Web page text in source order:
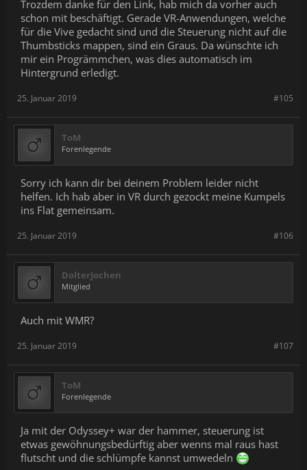
Trozdem danke für den Link, hab mich da vorher auch
schon mit beschäftigt. Gerade VR-Anwendungen, welche
für die Vive gedacht sind und die Steuerung nicht auf die
Thumbsticks mappen, sind ein Graus. Da wünschte ich
mir ein Progrämmchen, was dies automatisch im
Hintergrund erledigt.
#105
25. Januar 2019
ToM
Forenlegende
Sorry ich kann dir bei deinem Problem leider nicht
helfen. Ich hab aber in VR durch gezockt meine Kumpels
ins Flat gemeinsam.
#106
25. Januar 2019
DolterJochen
Mitglied
Auch mit WMR?
#107
25. Januar 2019
ToM
Forenlegende
Ja mit der Odyssey+ war der hammer, steuerung ist
etwas gewöhnungsbedürftig aber wenns mal raus hast
flutscht und die schlümpfe kannst umwedeln